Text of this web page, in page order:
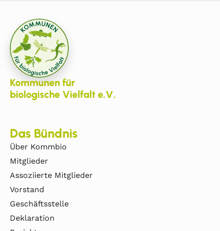
Kommunen für
biologische Vielfalt e.V.
Das Bündnis
Über Kommbio
Mitglieder
Assoziierte Mitglieder
Vorstand
Geschäftsstelle
Deklaration